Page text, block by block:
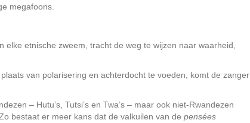
megafoons.
etnische zweem, tracht de weg te wijzen naar waarheid,
van polarisering en achterdocht te voeden, komt de zanger
– Hutu’s, Tutsi’s en Twa’s – maar ook niet-Rwandezen
bestaat er meer kans dat de valkuilen van de pensées